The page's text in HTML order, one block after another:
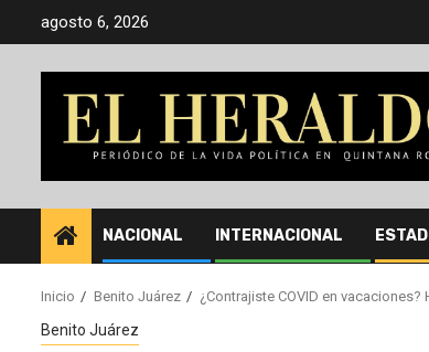
agosto 6, 2026
NACIONAL INTERNACIONAL
Inicio Benito Juárez ¿Contrajiste COVID en vacaciones?
Benito Juárez